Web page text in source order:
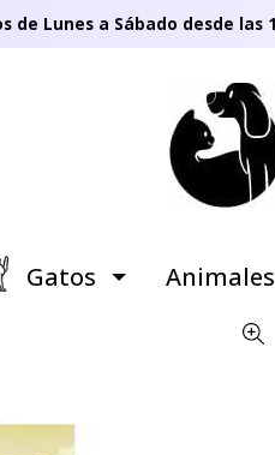
de Lunes a Sábado desde las
Gatos